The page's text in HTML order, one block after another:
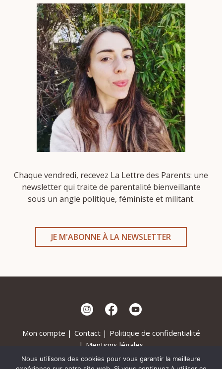
Chaque vendredi, recevez La Lettre des Parents: une
newsletter qui traite de parentalité bienveillante
sous un angle politique, féministe et militant.
JE M'ABONNE À LA NEWSLETTER
Mon compte Contact
Politique de confidentialité
Mentions légales
©Karma Mama - 2022
Nous utilisons des cookies pour vous garantir la meilleure